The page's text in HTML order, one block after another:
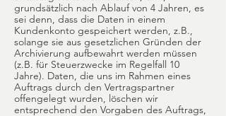
grundsätzlich nach Ablauf von 4 Jahren, es
sei denn, dass die Daten in einem
Kundenkonto gespeichert werden, z.B.,
solange sie aus gesetzlichen Gründen der
Archivierung aufbewahrt werden müssen
(z.B. für Steuerzwecke im Regelfall 10
Jahre). Daten, die uns im Rahmen eines
Auftrags durch den Vertragspartner
offengelegt wurden, löschen wir
entsprechend den Vorgaben des Auftrags,